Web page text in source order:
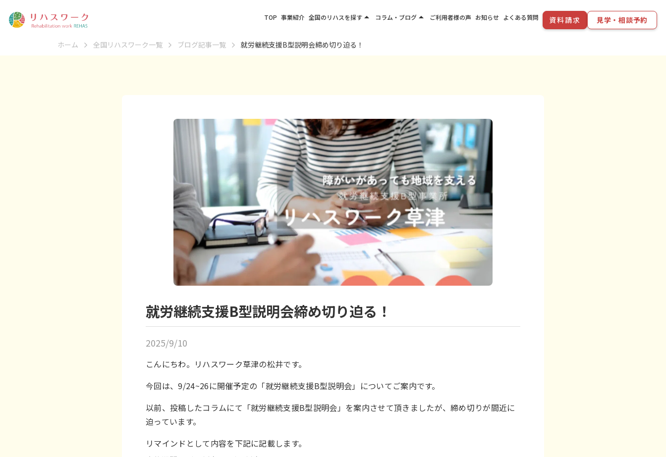
ホーム 全国リハスワーク一覧 ブログ記事一覧 就労継続支援B型説明会締め切り迫る！
就労継続支援B型説明会締め切り迫る！
2025/9/10
こんにちわ。リハスワーク草津の松井です。
今回は、9/24~26に開催予定の「就労継続支援B型説明会」についてご案内です。
以前、投稿したコラムにて「就労継続支援B型説明会」を案内させて頂きましたが、締め切りが間近に
迫っています。
リマインドとして内容を下記に記載します。
TOP 事業紹介 全国のリハスを探すarrow_drop_up
東北エリア
四国・九州エリア
コラム・ブログarrow_drop_up ご利用者様の声 お知らせ よくある質問 資料請求 見学・相談予約